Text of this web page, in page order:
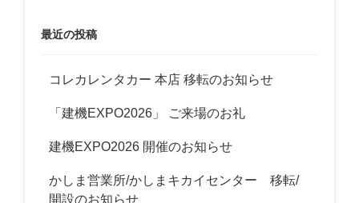
最近の投稿
コレカレンタカー 本店 移転のお知らせ
「建機EXPO2026」 ご来場のお礼
建機EXPO2026 開催のお知らせ
かしま営業所/かしまキカイセンター 移転/
開設のお知らせ